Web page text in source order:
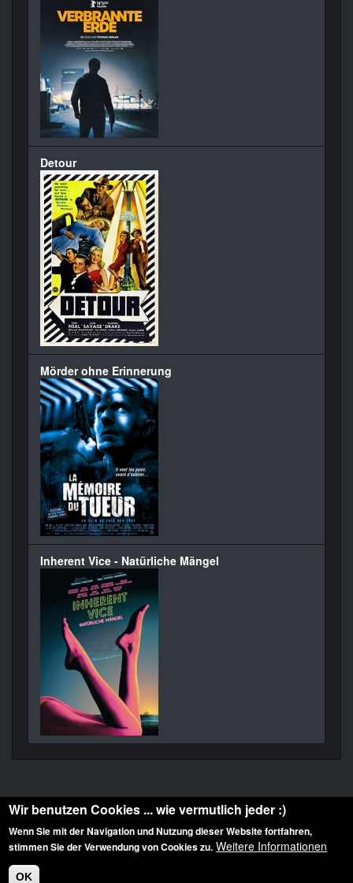
Detour
Mörder ohne Erinnerung
Inherent Vice - Natürliche Mängel
Diese Website ist urheberrechtlich geschützt: © 2010-2026 der Film Noir de. Alle
Rechte vorbehalten.
Wir benutzen Cookies ... wie vermutlich jeder :)
Wenn Sie mit der Navigation und Nutzung dieser Website fortfahren,
stimmen Sie der Verwendung von Cookies zu. Weitere Informationen
OK